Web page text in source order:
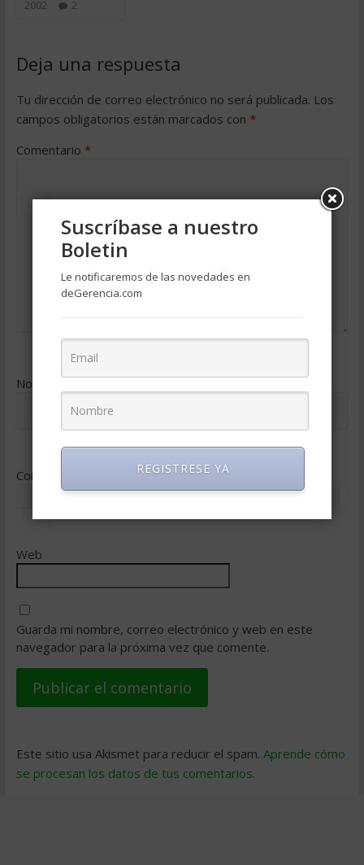
2002 2
Deja una respuesta
Tu dirección de correo electrónico no será publicada. Los
campos obligatorios están marcados con *
Comentario *
Nombre
Correo electrónico
Web
Guarda mi nombre, correo electrónico y web en este
navegador para la próxima vez que comente.
Este sitio usa Akismet para reducir el spam. Aprende cómo
se procesan los datos de tus comentarios.
Suscríbase a nuestro
Boletin
Le notificaremos de las novedades en
deGerencia.com
REGISTRESE YA